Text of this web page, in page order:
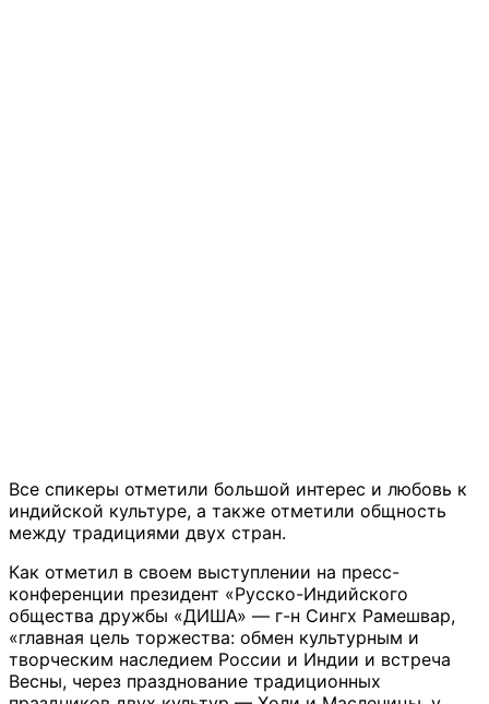
Все спикеры отметили большой интерес и любовь к
индийской культуре, а также отметили общность
между традициями двух стран.
Как отметил в своем выступлении на пресс-
конференции президент «Русско-Индийского
общества дружбы «ДИША» — г-н Сингх Рамешвар,
«главная цель торжества: обмен культурным и
творческим наследием России и Индии и встреча
Весны, через празднование традиционных